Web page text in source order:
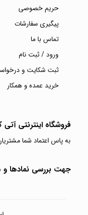
حریم خصوصی
پیگیری سفارشات
تماس با ما
ورود / ثبت نام
ثبت شکایت و
خرید عمده و همکار
فروشگاه اینترنتی
به پاس اعتماد شما
جهت بررسی نمادها و